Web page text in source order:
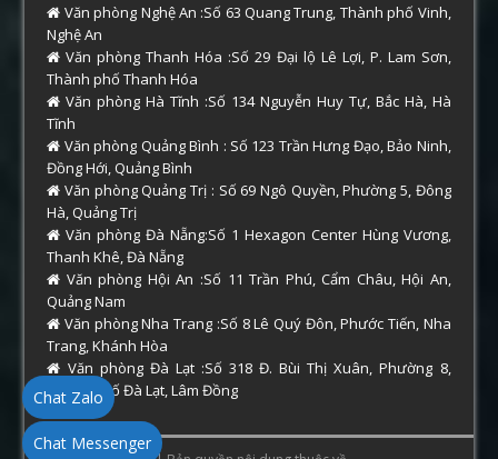
Văn phòng Nghệ An :Số 63 Quang Trung, Thành phố Vinh,
Nghệ An
Văn phòng Thanh Hóa :Số 29 Đại lộ Lê Lợi, P. Lam Sơn,
Thành phố Thanh Hóa
Văn phòng Hà Tĩnh :Số 134 Nguyễn Huy Tự, Bắc Hà, Hà
Tĩnh
Văn phòng Quảng Bình : Số 123 Trần Hưng Đạo, Bảo Ninh,
Đồng Hới, Quảng Bình
Văn phòng Quảng Trị : Số 69 Ngô Quyền, Phường 5, Đông
Hà, Quảng Trị
Văn phòng Đà Nẵng:Số 1 Hexagon Center Hùng Vương,
Thanh Khê, Đà Nẵng
Văn phòng Hội An :Số 11 Trần Phú, Cẩm Châu, Hội An,
Quảng Nam
Văn phòng Nha Trang :Số 8 Lê Quý Đôn, Phước Tiến, Nha
Trang, Khánh Hòa
Văn phòng Đà Lạt :Số 318 Đ. Bùi Thị Xuân, Phường 8,
Thành phố Đà Lạt, Lâm Đồng
Chat Zalo
Chat Messenger